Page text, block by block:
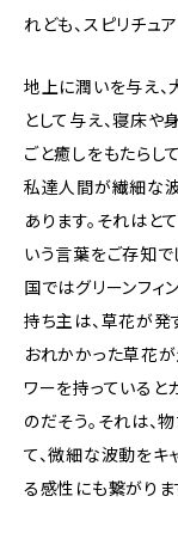
れども、スピリチュ
地上に潤いを与え
として与え、寝床や
ごと癒しをもたらし
私達人間が繊細な
あります。それはと
いう言葉をご存知で
国ではグリーンフィ
持ち主は、草花が発
おれかかった草花
ワーを持っている
のだそう。それは
て、微細な波動をキ
る感性にも繋がりま